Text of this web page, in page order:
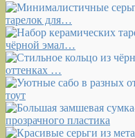
тарелок для…
чёрной эмал…
оттенках …
тоут
прозрачного пластика